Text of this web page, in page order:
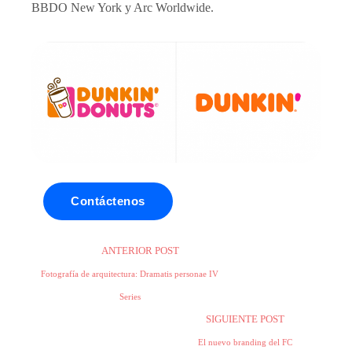
BBDO New York y Arc Worldwide.
Contáctenos
ANTERIOR POST
Fotografía de arquitectura: Dramatis personae IV
Series
SIGUIENTE POST
El nuevo branding del FC